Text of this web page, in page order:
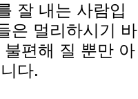
잘 내는 사람입
은 멀리하시기 바
편해 질 뿐만 아
다.